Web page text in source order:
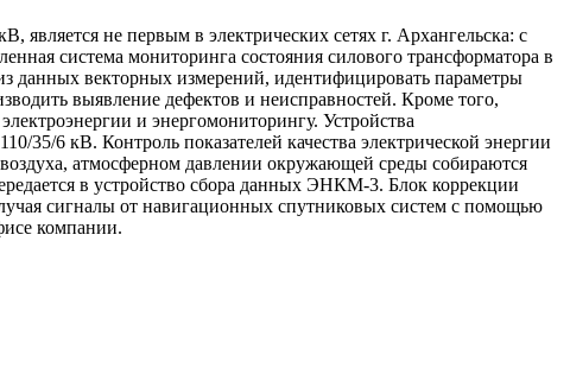
не первым в электрических сетях г. Архангельска: с
система мониторинга состояния силового трансформатора в
данных векторных измерений, идентифицировать параметры
выявление дефектов и неисправностей. Кроме того,
и энергомониторингу. Устройства
6 кВ. Контроль показателей качества электрической энергии
атмосферном давлении окружающей среды собираются
в устройство сбора данных ЭНКМ-3. Блок коррекции
сигналы от навигационных спутниковых систем с помощью
компании.